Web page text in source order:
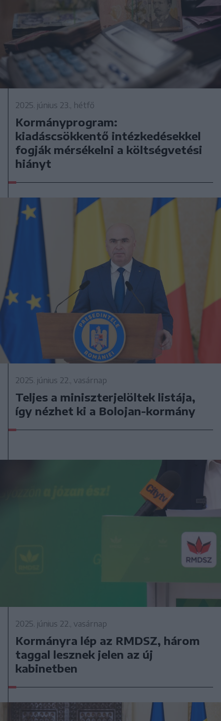
2025. június 23., hétfő
Kormányprogram:
kiadáscsökkentő intézkedésekkel
fogják mérsékelni a költségvetési
hiányt
2025. június 22., vasárnap
Teljes a miniszterjelöltek listája,
így nézhet ki a Bolojan-kormány
2025. június 22., vasárnap
Kormányra lép az RMDSZ, három
taggal lesznek jelen az új
kabinetben